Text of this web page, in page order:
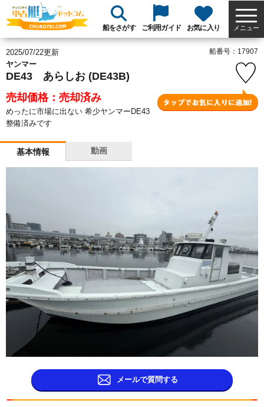
船をさがす ご利用ガイド お気に入り メニュー
2025/07/22更新
ヤンマー
DE43 あらしお (DE43B)
売却価格：売却済み
めったに市場に出ない 希少ヤンマーDE43
整備済みです
船番号：17907
基本情報 動画
メールで質問する